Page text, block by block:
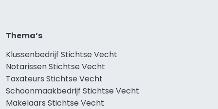
Thema’s
Klussenbedrijf Stichtse Vecht
Notarissen Stichtse Vecht
Taxateurs Stichtse Vecht
Schoonmaakbedrijf Stichtse Vecht
Makelaars Stichtse Vecht